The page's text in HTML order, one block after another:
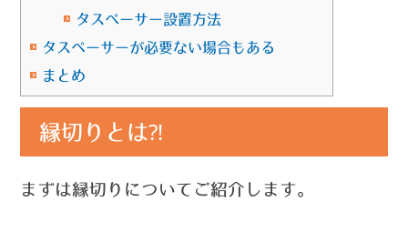
タスペーサー設置方法
タスペーサーが必要ない場合もある
まとめ
縁切りとは⁈
まずは縁切りについてご紹介します。